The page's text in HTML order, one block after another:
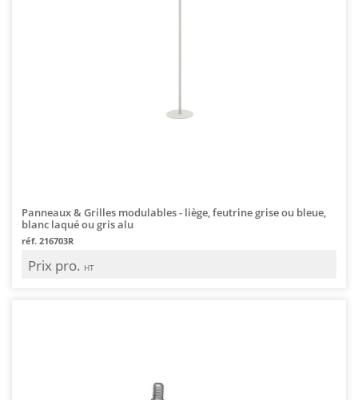
Panneaux & Grilles modulables - liège, feutrine grise ou bleue,
blanc laqué ou gris alu
réf. 216703R
Prix pro. HT